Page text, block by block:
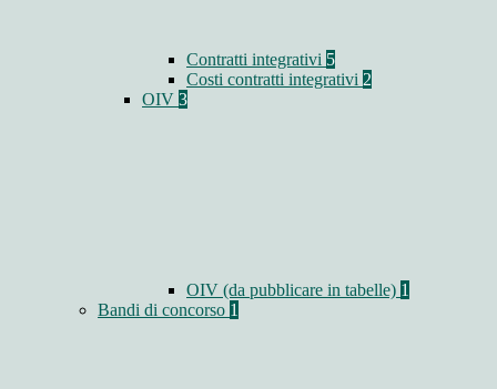
Contratti integrativi 5
Costi contratti integrativi 2
OIV 3
OIV (da pubblicare in tabelle) 1
Bandi di concorso 1